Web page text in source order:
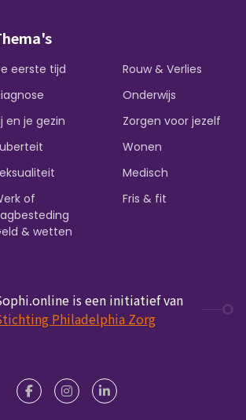
eerste tijd
en je gezin
of
Rouw & Verlies
Onderwijs
Zorgen voor jezelf
Wonen
Medisch
Fris & fit
& wetten
is een initiatief van
Philadelphia Zorg